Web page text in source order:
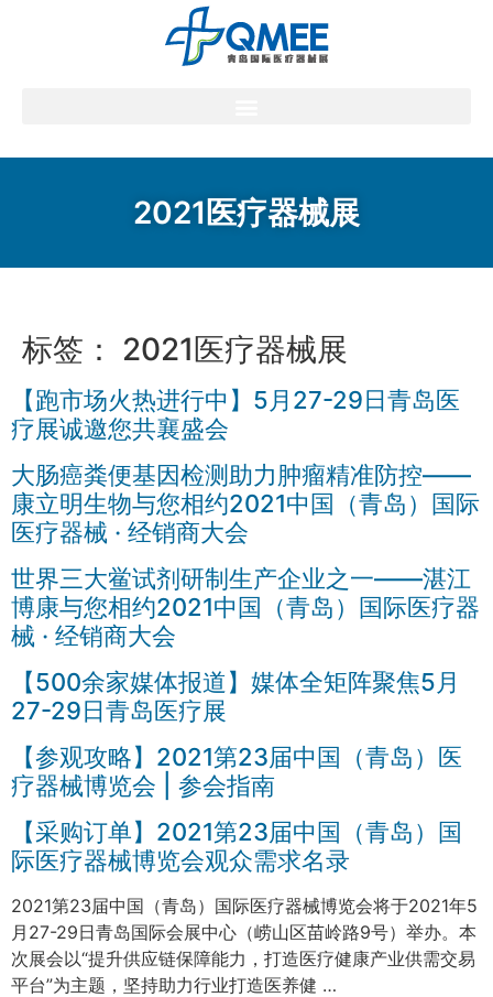
2021医疗器械展
标签： 2021医疗器械展
【跑市场火热进行中】5月27-29日青岛医
疗展诚邀您共襄盛会
大肠癌粪便基因检测助力肿瘤精准防控——
康立明生物与您相约2021中国（青岛）国际
医疗器械 · 经销商大会
世界三大鲎试剂研制生产企业之一——湛江
博康与您相约2021中国（青岛）国际医疗器
械 · 经销商大会
【500余家媒体报道】媒体全矩阵聚焦5月
27-29日青岛医疗展
【参观攻略】2021第23届中国（青岛）医
疗器械博览会 | 参会指南
【采购订单】2021第23届中国（青岛）国
际医疗器械博览会观众需求名录
2021第23届中国（青岛）国际医疗器械博览会将于2021年5
月27-29日青岛国际会展中心（崂山区苗岭路9号）举办。本
次展会以“提升供应链保障能力，打造医疗健康产业供需交易
平台”为主题，坚持助力行业打造医养健 …